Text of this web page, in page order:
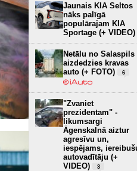
Jaunais KIA Seltos
nāks palīgā
populārajam KIA
Sportage (+ VIDEO)
Netālu no Salaspils
aizdedzies kravas
auto (+ FOTO)
6
"Zvaniet
prezidentam" -
likumsargi
Āgenskalnā aiztur
agresīvu un,
iespējams,
autovadītāju (+
VIDEO)
3